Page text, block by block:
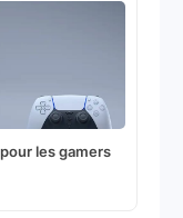
les gamers